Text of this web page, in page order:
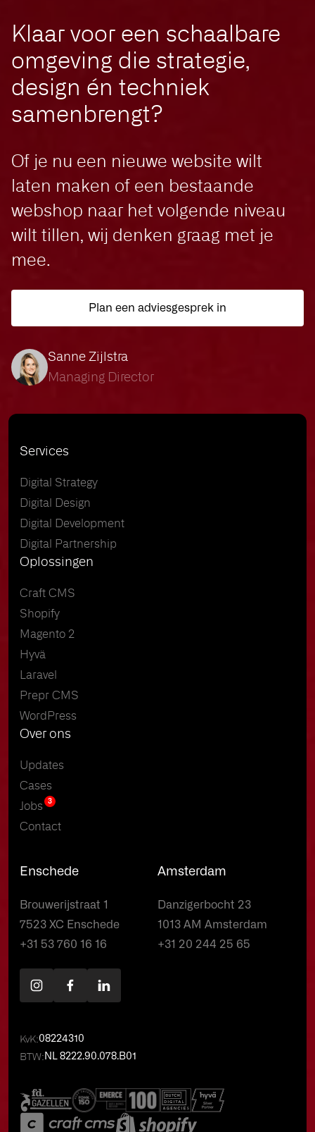
Klaar voor een schaalbare
omgeving die strategie,
design én techniek
samenbrengt?
Of je nu een nieuwe website wilt
laten maken of een bestaande
webshop naar het volgende niveau
wilt tillen, wij denken graag met je
mee.
Plan een adviesgesprek in
Sanne Zijlstra
Managing Director
Services
Digital Strategy
Digital Design
Digital Development
Digital Partnership
Oplossingen
Craft CMS
Shopify
Magento 2
Hyvä
Laravel
Prepr CMS
WordPress
Over ons
Updates
Cases
Jobs
3
Contact
Enschede
Brouwerijstraat 1
7523 XC Enschede
+31 53 760 16 16
Amsterdam
Danzigerbocht 23
1013 AM Amsterdam
+31 20 244 25 65
KvK:08224310
BTW: NL 8222.90.078.B01